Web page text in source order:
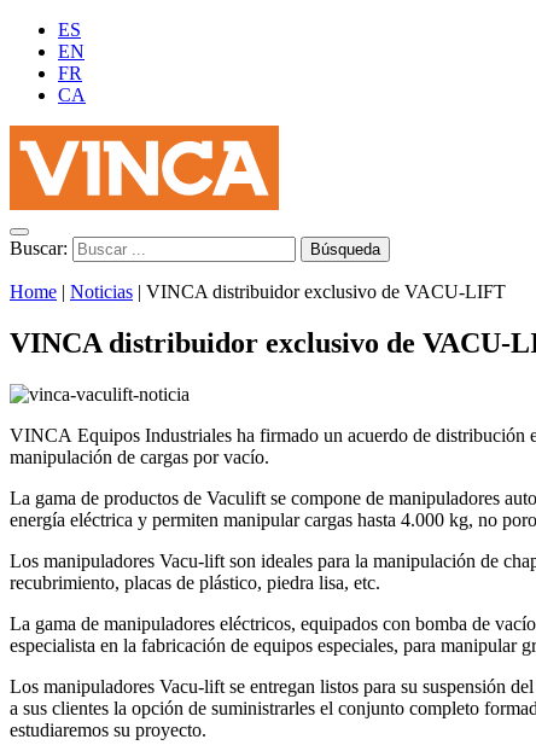
ES
EN
FR
CA
Buscar:
Home | Noticias | VINCA distribuidor exclusivo de VACU-LIFT
VINCA distribuidor exclusivo de VACU-
VINCA Equipos Industriales ha firmado un acuerdo de distribución
manipulación de cargas por vacío.
La gama de productos de Vaculift se compone de manipuladores
energía eléctrica y permiten manipular cargas hasta 4.000 kg, no
Los manipuladores Vacu-lift son ideales para la manipulación de
recubrimiento, placas de plástico, piedra lisa, etc.
La gama de manipuladores eléctricos, equipados con bomba de
especialista en la fabricación de equipos especiales, para manipular
Los manipuladores Vacu-lift se entregan listos para su suspensión
a sus clientes la opción de suministrarles el conjunto completo
estudiaremos su proyecto.